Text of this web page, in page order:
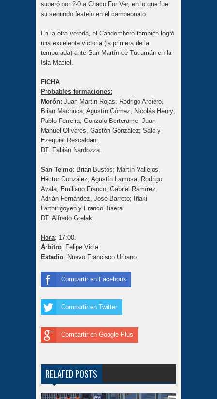
superó por 2-0 a Chaco For Ver, en lo que fue
su segundo festejo en el campeonato.
En la otra vereda, el Candombero también logró
una excelente victoria (la primera de la
temporada) ante San Martín de Tucumán en la
Isla Maciel.
FICHA
Probables formaciones:
Morón: Juan Martín Rojas; Rodrigo Arciero,
Brian Machuca, Agustín Gómez, Nicolás Henry;
Pablo Ferreira; Gonzalo Berterame, Juan
Manuel Olivares, Gastón González; Sala y
Ezequiel Rescaldani.
DT: Fabián Nardozza.
San Telmo: Brian Bustos; Martín Vallejos,
Héctor González, Agustín Lamosa, Rodrigo
Ayala; Emiliano Franco, Gabriel Ramírez,
Adrián Fernández, José Barreto; Iñaki
Larthirigoyen y Franco Tisera.
DT: Alfredo Grelak.
Hora: 17:00.
Árbitro: Felipe Viola.
Estadio: Nuevo Francisco Urbano.
Compartir en Facebook
Compartir en Twitter
Compartir en Google Plus
RELATED POSTS